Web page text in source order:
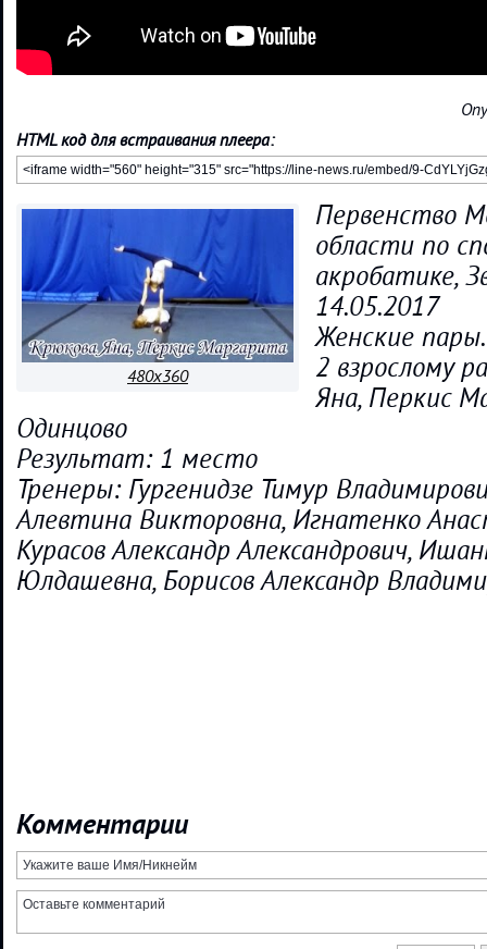
HTML код для встраивания плеера:
480x360
Первенство
области по
акробатике,
14.05.2017
Женские
2 взрослому
Яна, Перкис
Одинцово
Результат: 1 место
Тренеры: Гургенидзе Тимур
Алевтина Викторовна, Игнатенко
Курасов Александр Александрович,
Юлдашевна, Борисов Александр
Комментарии